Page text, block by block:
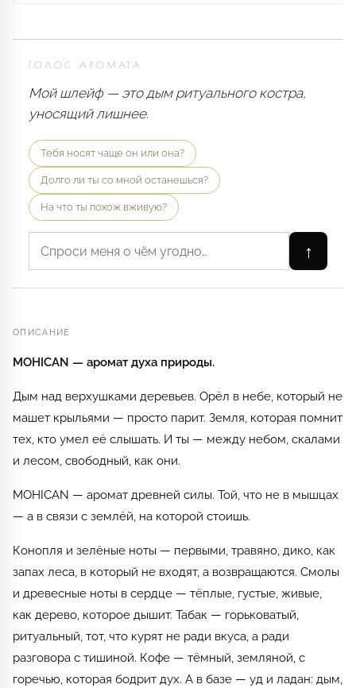
ГОЛОС АРОМАТА
Мой шлейф — это дым ритуального костра,
уносящий лишнее.
Тебя носят чаще он или она?
Долго ли ты со мной останешься?
На что ты похож вживую?
↑
ОПИСАНИЕ
MOHICAN — аромат духа природы.
Дым над верхушками деревьев. Орёл в небе, который не
машет крыльями — просто парит. Земля, которая помнит
тех, кто умел её слышать. И ты — между небом, скалами
и лесом, свободный, как они.
MOHICAN — аромат древней силы. Той, что не в мышцах
— а в связи с землёй, на которой стоишь.
Конопля и зелёные ноты — первыми, травяно, дико, как
запах леса, в который не входят, а возвращаются. Смолы
и древесные ноты в сердце — тёплые, густые, живые,
как дерево, которое дышит. Табак — горьковатый,
ритуальный, тот, что курят не ради вкуса, а ради
разговора с тишиной. Кофе — тёмный, земляной, с
горечью, которая бодрит дух. А в базе — уд и ладан: дым,